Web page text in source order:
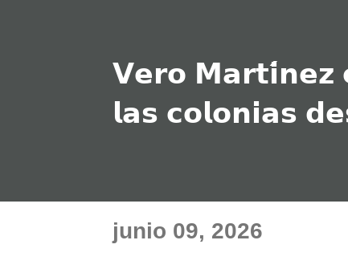
𝗩𝗲𝗿𝗼 𝗠𝗮𝗿𝘁𝗶́𝗻𝗲𝘇
𝗹𝗮𝘀 𝗰𝗼𝗹𝗼𝗻𝗶𝗮𝘀
junio 09, 2026